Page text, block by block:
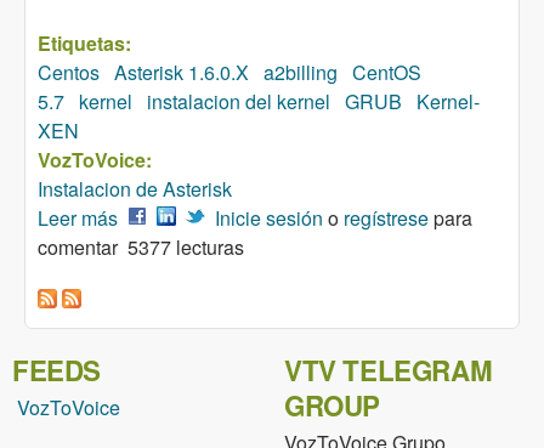
Etiquetas:
Centos Asterisk 1.6.0.X a2billing CentOS
5.7 kernel instalacion del kernel GRUB
Kernel-
XEN
VozToVoice:
Instalacion de Asterisk
Leer más sobre Que Kernel usar - segun el tipo de server
Inicie sesión o regístresepara
comentar 5377 lecturas
FEEDS
VozToVoice
VTV TELEGRAM
GROUP